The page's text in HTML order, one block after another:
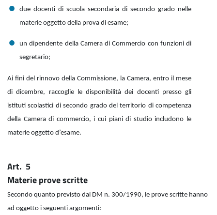
due docenti di scuola secondaria di secondo grado nelle
materie oggetto della prova di esame;
un dipendente della Camera di Commercio con funzioni di
segretario;
Ai fini del rinnovo della Commissione, la Camera, entro il mese
di dicembre, raccoglie le disponibilità dei docenti presso gli
istituti scolastici di secondo grado del territorio di competenza
della Camera di commercio, i cui piani di studio includono le
materie oggetto d’esame.
Art. 5
Materie prove scritte
Secondo quanto previsto dal DM n. 300/1990, le prove scritte hanno
ad oggetto i seguenti argomenti: